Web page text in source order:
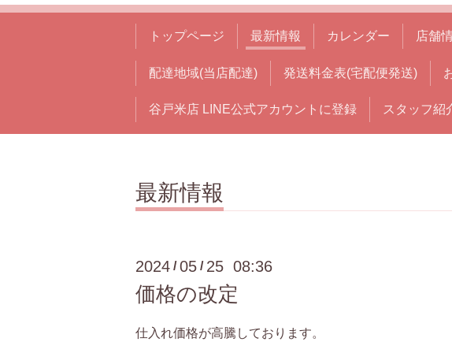
トップページ 最新情報 カレンダー 店舗
配達地域(当店配達) 発送料金表(宅配便発送)
谷戸米店 LINE公式アカウントに登録 スタッフ紹
最新情報
2024 /05 / 25 08:36
価格の改定
仕入れ価格が高騰しております。